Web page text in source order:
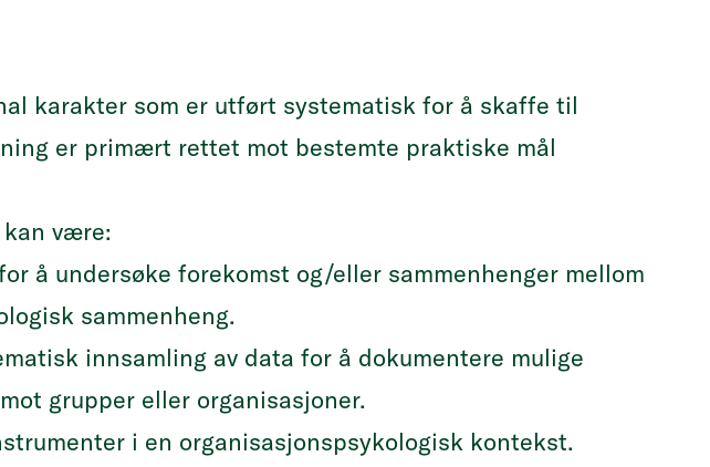
karakter som er utført systematisk for å skaffe til
er primært rettet mot bestemte praktiske mål
være:
å undersøke forekomst og/eller sammenhenger mellom
sammenheng.
innsamling av data for å dokumentere mulige
grupper eller organisasjoner.
i en organisasjonspsykologisk kontekst.